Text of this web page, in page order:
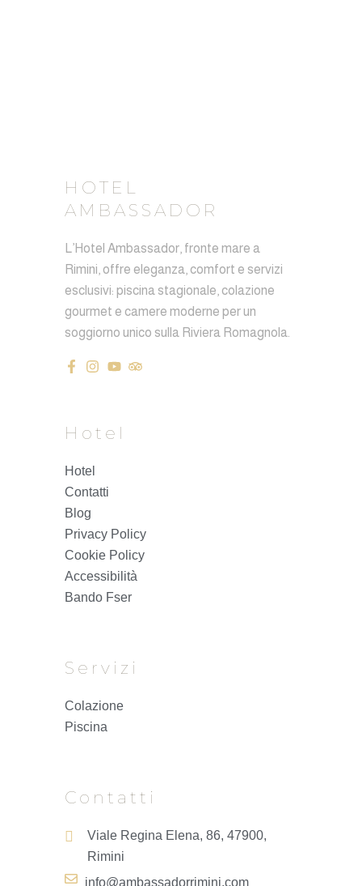
HOTEL
AMBASSADOR
L’Hotel Ambassador, fronte mare a
Rimini, offre eleganza, comfort e servizi
esclusivi: piscina stagionale, colazione
gourmet e camere moderne per un
soggiorno unico sulla Riviera Romagnola.
Hotel
Hotel
Contatti
Blog
Privacy Policy
Cookie Policy
Accessibilità
Bando Fser
Servizi
Colazione
Piscina
Contatti
Viale Regina Elena, 86, 47900,
Rimini
info@ambassadorrimini.com